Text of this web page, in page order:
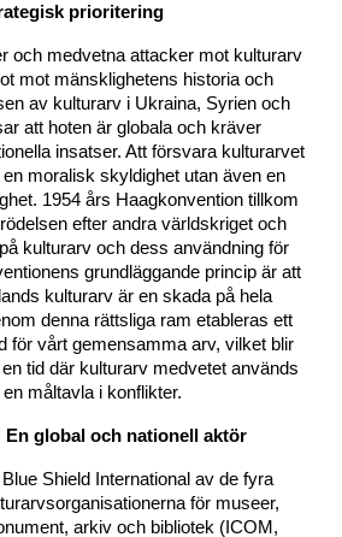
prioritering
och medvetna attacker mot kulturarv
mot mänsklighetens historia och
av kulturarv i Ukraina, Syrien och
att hoten är globala och kräver
insatser. Att försvara kulturarvet
moralisk skyldighet utan även en
1954 års Haagkonvention tillkom
efter andra världskriget och
kulturarv och dess användning för
grundläggande princip är att
kulturarv är en skada på hela
denna rättsliga ram etableras ett
för vårt gemensamma arv, vilket blir
tid där kulturarv medvetet används
måltavla i konflikter.
En global och nationell aktör
Shield International av de fyra
för museer,
arkiv och bibliotek (ICOM,